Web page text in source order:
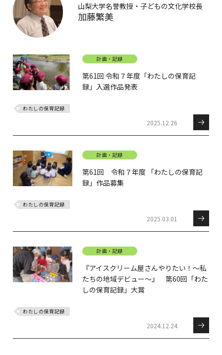
山梨大学名誉教授・子どもの文化学校長
加藤繁美
計画・記録
第61回 令和７年度「わたしの保育記
録」入選作品発表
わたしの保育記録
2025.12.26
計画・記録
第61回 令和７年度 「わたしの保育記
録」作品募集
わたしの保育記録
2025.03.01
計画・記録
『アイスクリーム屋さんやりたい！～私
たちの地域デビュー～』 第60回「わた
しの保育記録」大賞
わたしの保育記録
2024.12.24